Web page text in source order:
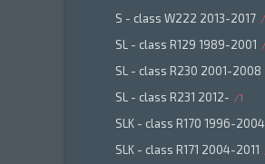
S - class W222 2013-2017
SL - class R129 1989-2001
SL - class R230 2001-2008
SL - class R231 2012- 1
SLK - class R170 1996-2004
SLK - class R171 2004-2011